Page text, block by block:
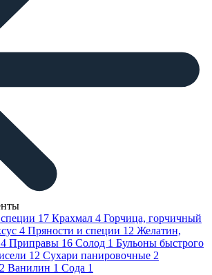
17 Крахмал 4 Горчица, горчичный
4 Пряности и специи 12 Желатин,
4 Приправы 16 Солод 1 Бульоны быстрого
12 Сухари панировочные 2
2 Ванилин 1 Сода 1